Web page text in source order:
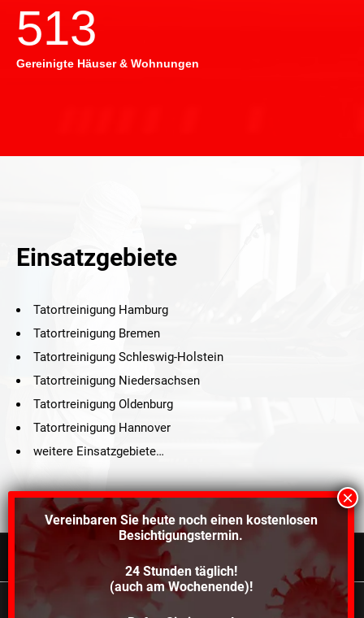
514
Gereinigte Häuser & Wohnungen
Einsatzgebiete
Tatortreinigung Hamburg
Tatortreinigung Bremen
Tatortreinigung Schleswig-Holstein
Tatortreinigung Niedersachsen
Tatortreinigung Oldenburg
Tatortreinigung Hannover
weitere Einsatzgebiete…
©2021 Schröders Service Team Nord, All Rights Reserved.
Schroeder Service Team Nord
Vereinbaren Sie heute noch einen kostenlosen
Besichtigungstermin.
24 Stunden täglich!
(auch am Wochenende)!